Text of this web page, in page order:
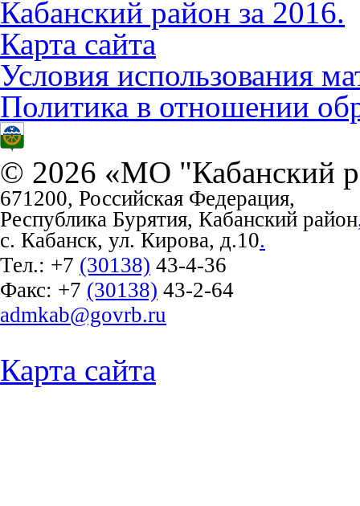
Кабанский район за 2016.
Карта сайта
Условия использования
Политика в отношении
© 2026 «МО "Кабанский
671200, Российская Федерация,
Республика Бурятия, Кабанский район
с. Кабанск, ул. Кирова, д.10.
Тел.: +7 (30138) 43-4-36
Факс: +7 (30138) 43-2-64
admkab@govrb.ru
Карта сайта